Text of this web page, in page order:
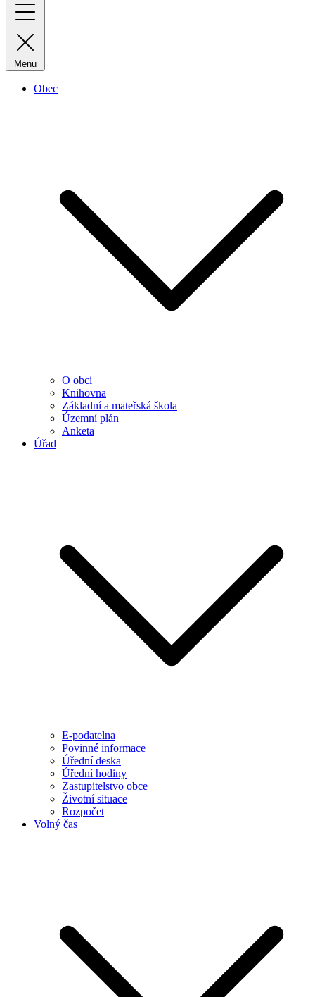
Menu
Obec
O obci
Knihovna
Základní a mateřská škola
Územní plán
Anketa
Úřad
E-podatelna
Povinné informace
Úřední deska
Úřední hodiny
Zastupitelstvo obce
Životní situace
Rozpočet
Volný čas